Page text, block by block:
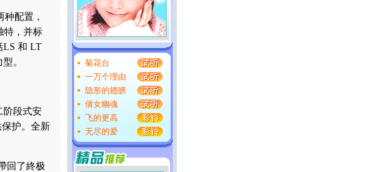
配置，
特，并标
LS 和 LT
。
阶段式安
护。全新
回了終极
菊花台
一万个理由
隐形的翅膀
倩女幽魂
飞的更高
无尽的爱